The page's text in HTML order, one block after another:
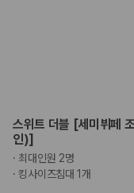
스위트 더블 [세미뷔페
인)]
· 최대인원 2명
·킹사이즈침대 1개